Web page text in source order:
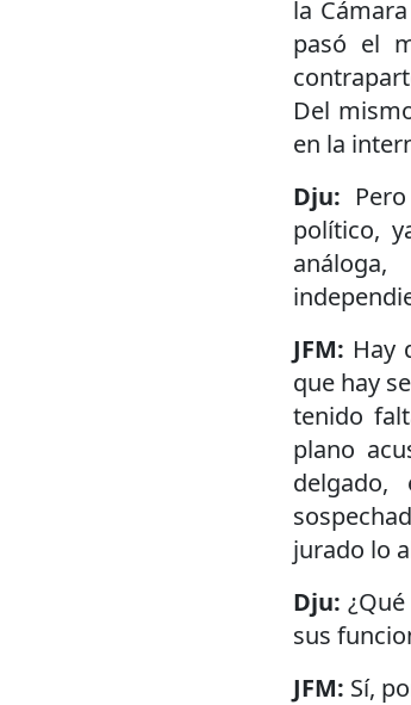
la
pasó el
Del
en la
Dju:
político,
JFM: Hay
que hay
tenido
plano
jurado lo
Dju:
sus
JFM: Sí,